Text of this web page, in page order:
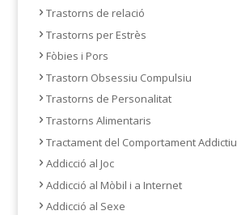
Trastorns de relació
Trastorns per Estrès
Fòbies i Pors
Trastorn Obsessiu Compulsiu
Trastorns de Personalitat
Trastorns Alimentaris
Tractament del Comportament Addictiu
Addicció al Joc
Addicció al Mòbil i a Internet
Addicció al Sexe